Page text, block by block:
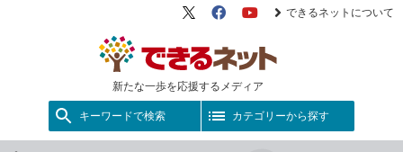
新たな一歩を応援するメディア
X（旧
FacebookYouTube
できるネットについて
キーワードで検索 カテゴリーから探す